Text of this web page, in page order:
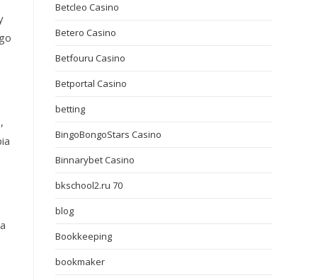
Betcleo Casino
Betero Casino
Betfouru Casino
Betportal Casino
betting
BingoBongoStars Casino
Binnarybet Casino
bkschool2.ru 70
blog
Bookkeeping
bookmaker